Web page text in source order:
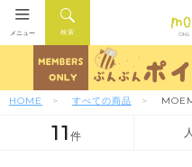
検索
メニュー
HOME すべての商品
11 件